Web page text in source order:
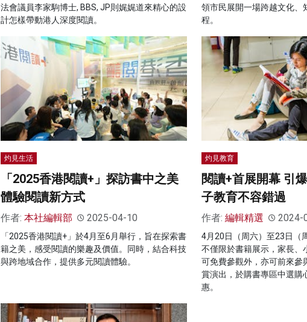
法會議員李家駒博士, BBS, JP則娓娓道來精心的設
計怎樣帶動港人深度閱讀。
領市民展開一場跨越文化、
程。
灼見生活
「2025香港閱讀+」探訪書中之美
體驗閱讀新方式
作者: 本社編輯部 2025-04-10
「2025香港閱讀+」於4月至6月舉行，旨在探索書
籍之美，感受閱讀的樂趣及價值。同時，結合科技
與跨地域合作，提供多元閱讀體驗。
灼見教育
閱讀+首展開幕 引
子教育不容錯過
作者: 編輯精選 2024-
4月20日（周六）至23日（
不僅限於書籍展示，家長、
可免費參觀外，亦可前來參
賞演出，於購書專區中選購
惠。